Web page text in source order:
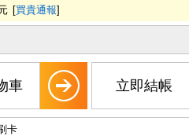
[買貴通報]
車 立即結帳
卡